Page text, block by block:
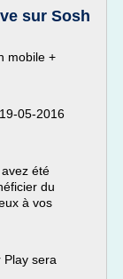
sur Sosh
mobile +
05-2016
été
du
à vos
Play sera